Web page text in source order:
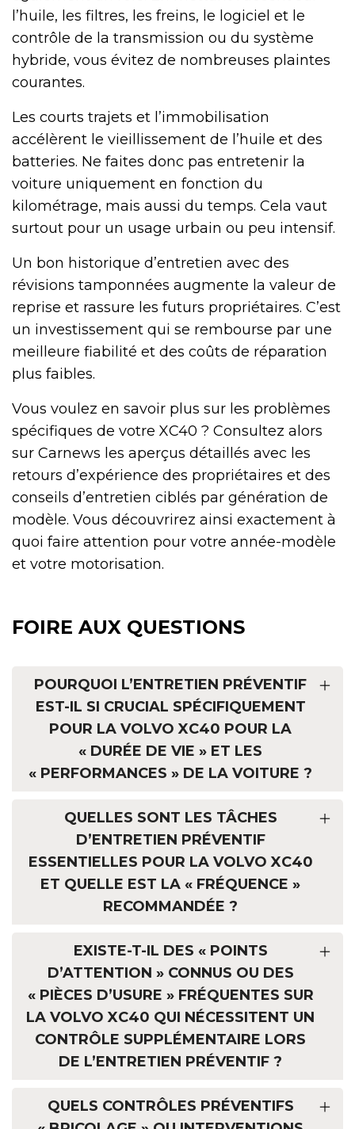
l’huile, les filtres, les freins, le logiciel et le
contrôle de la transmission ou du système
hybride, vous évitez de nombreuses plaintes
courantes.
Les courts trajets et l’immobilisation
accélèrent le vieillissement de l’huile et des
batteries. Ne faites donc pas entretenir la
voiture uniquement en fonction du
kilométrage, mais aussi du temps. Cela vaut
surtout pour un usage urbain ou peu intensif.
Un bon historique d’entretien avec des
révisions tamponnées augmente la valeur de
reprise et rassure les futurs propriétaires. C’est
un investissement qui se rembourse par une
meilleure fiabilité et des coûts de réparation
plus faibles.
Vous voulez en savoir plus sur les problèmes
spécifiques de votre XC40 ? Consultez alors
sur Carnews les aperçus détaillés avec les
retours d’expérience des propriétaires et des
conseils d’entretien ciblés par génération de
modèle. Vous découvrirez ainsi exactement à
quoi faire attention pour votre année-modèle
et votre motorisation.
FOIRE AUX QUESTIONS
POURQUOI L’ENTRETIEN PRÉVENTIF
EST-IL SI CRUCIAL SPÉCIFIQUEMENT
POUR LA VOLVO XC40 POUR LA
« DURÉE DE VIE » ET LES
« PERFORMANCES » DE LA VOITURE ?
QUELLES SONT LES TÂCHES
D’ENTRETIEN PRÉVENTIF
ESSENTIELLES POUR LA VOLVO XC40
ET QUELLE EST LA « FRÉQUENCE »
RECOMMANDÉE ?
EXISTE-T-IL DES « POINTS
D’ATTENTION » CONNUS OU DES
« PIÈCES D’USURE » FRÉQUENTES SUR
LA VOLVO XC40 QUI NÉCESSITENT UN
CONTRÔLE SUPPLÉMENTAIRE LORS
DE L’ENTRETIEN PRÉVENTIF ?
QUELS CONTRÔLES PRÉVENTIFS